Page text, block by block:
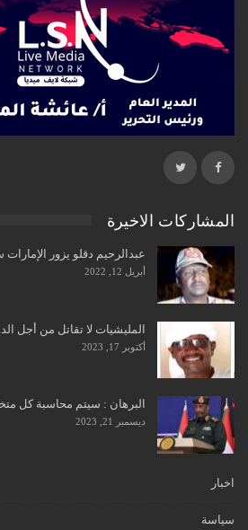
المشاركات الاخيرة
عبدالرحيم دقلو يزور الإمارات
أبريل 12, 2022
المليشيات لا تقاتل من أجل
أكتوبر 17, 2023
البرهان : سيتم محاسبة كل
ديسمبر 21, 2023
اخبار
سياسة